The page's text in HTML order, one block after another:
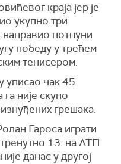
краја јер је
укупно три
направио потпуни
победу у трећем
тенисером.
уписао чак 45
није скупо
грешака.
Гароса играти
13. на АТП
данас у другој